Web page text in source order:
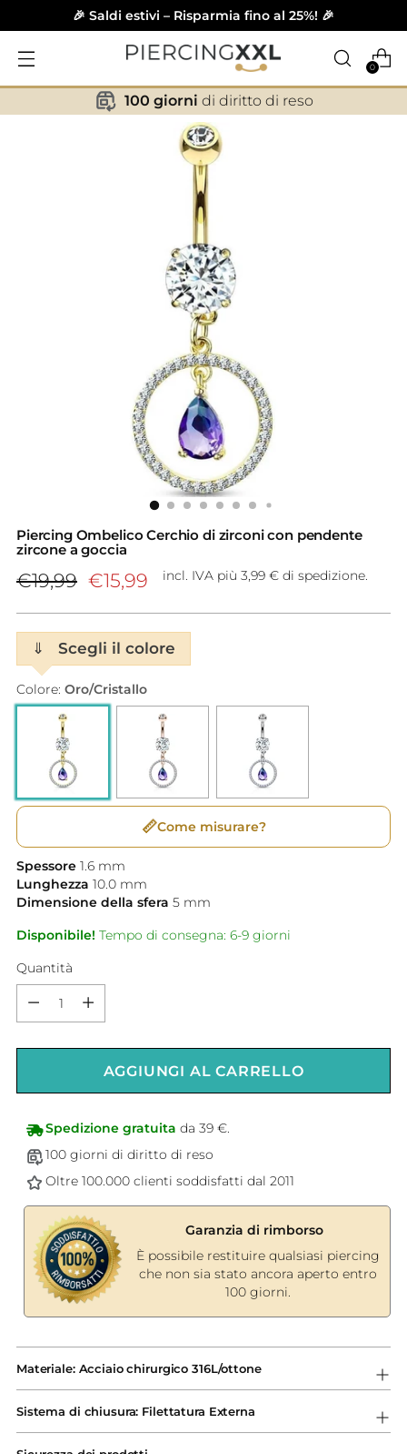
🎉 Saldi estivi – Risparmia fino al 25%! 🎉
0
✕
100 giorni di diritto di reso
Piercing Ombelico Cerchio di zirconi con pendente
zircone a goccia
Prezzo
listino
€19,99 €15,99 incl. IVA più 3,99 € di spedizione.
⇓ Scegli il colore
Colore: Oro/Cristallo
📏Come misurare?
Spessore 1.6 mm
Lunghezza 10.0 mm
Dimensione della sfera 5 mm
Disponibile! Tempo di consegna: 6-9 giorni
Quantità
AGGIUNGI AL CARRELLO
Spedizione gratuita da 39 €.
100 giorni di diritto di reso
Oltre 100.000 clienti soddisfatti dal 2011
Garanzia di rimborso
È possibile restituire qualsiasi piercing
che non sia stato ancora aperto entro
100 giorni.
prodotto
al
carrello...
Materiale: Acciaio chirurgico 316L/ottone
Sistema di chiusura: Filettatura Externa